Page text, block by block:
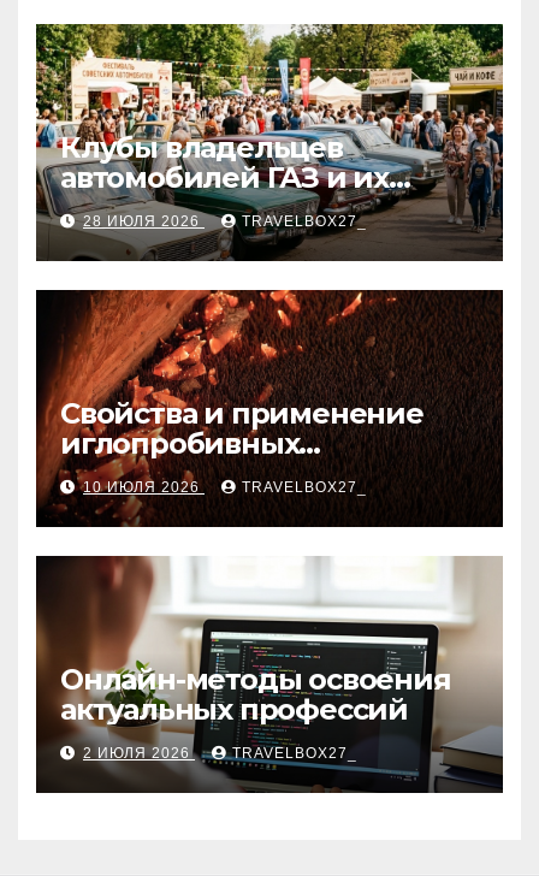
Клубы владельцев
автомобилей ГАЗ и их
мероприятия
28 ИЮЛЯ 2026 TRAVELBOX27_
Свойства и применение
иглопробивных
базальтовых огнеупорных
матов
10 ИЮЛЯ 2026 TRAVELBOX27_
Онлайн-методы освоения
актуальных профессий
2 ИЮЛЯ 2026 TRAVELBOX27_